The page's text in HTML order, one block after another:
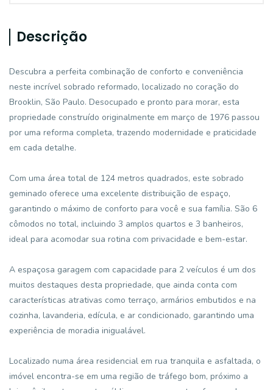
Descrição
Descubra a perfeita combinação de conforto e conveniência
neste incrível sobrado reformado, localizado no coração do
Brooklin, São Paulo. Desocupado e pronto para morar, esta
propriedade construído originalmente em março de 1976 passou
por uma reforma completa, trazendo modernidade e praticidade
em cada detalhe.
Com uma área total de 124 metros quadrados, este sobrado
geminado oferece uma excelente distribuição de espaço,
garantindo o máximo de conforto para você e sua família. São 6
cômodos no total, incluindo 3 amplos quartos e 3 banheiros,
ideal para acomodar sua rotina com privacidade e bem-estar.
A espaçosa garagem com capacidade para 2 veículos é um dos
muitos destaques desta propriedade, que ainda conta com
características atrativas como terraço, armários embutidos e na
cozinha, lavanderia, edícula, e ar condicionado, garantindo uma
experiência de moradia inigualável.
Localizado numa área residencial em rua tranquila e asfaltada, o
imóvel encontra-se em uma região de tráfego bom, próximo a